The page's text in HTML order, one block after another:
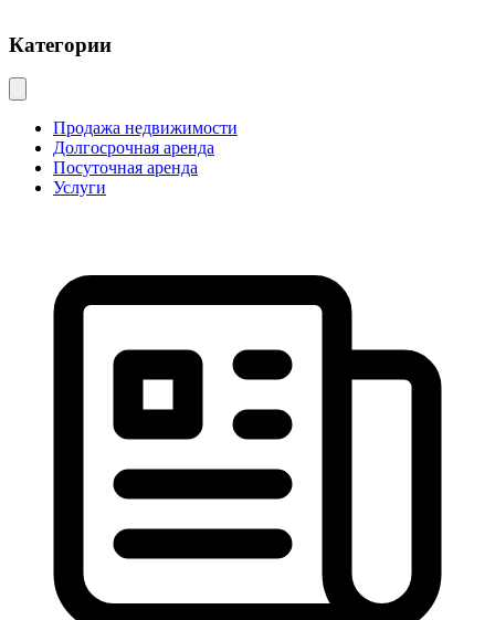
Категории
Продажа недвижимости
Долгосрочная аренда
Посуточная аренда
Услуги